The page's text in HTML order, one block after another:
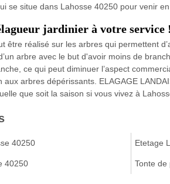
se situe dans Lahosse 40250 pour venir
jardinier à votre service !
être réalisé sur les arbres qui permettent
arbre avec le but d'avoir moins de
ce qui peut diminuer l’aspect
aux arbres dépérissants. ELAGAGE
que soit la saison si vous vivez à
40250
40250
Etetage
Tonte de